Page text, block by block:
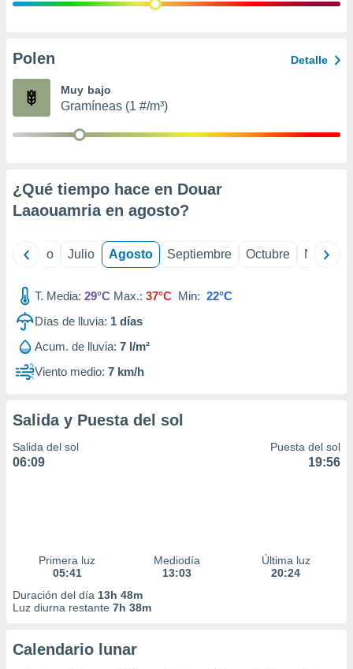
e
publicidad
Polen Detalle
Muy bajo
Gramíneas (1 #/m³)
¿Qué tiempo hace en Douar
Laaouamria en agosto?
Junio Julio Agosto Septiembre Octubre
T. Media: 29°C Max.: 37°C Min: 22°C
Días de lluvia: 1 días
Acum. de lluvia: 7 l/m²
Viento medio: 7 km/h
Salida y Puesta del sol
Salida del sol
06:09
Puesta del sol
19:56
Primera luz
05:41
Mediodía
13:03
Última luz
20:24
Duración del día 13h 48m
Luz diurna restante 7h 38m
Calendario lunar